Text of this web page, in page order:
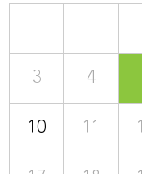
3 4
10 11